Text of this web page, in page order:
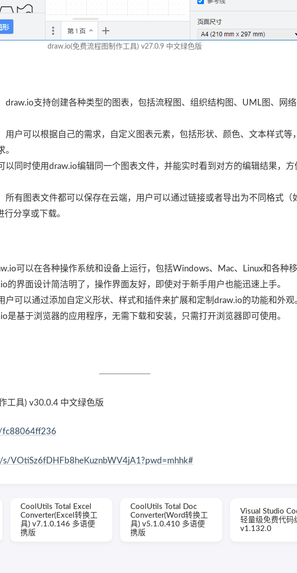
draw.io(免费流程图制作工具) v27.0.9 中文绿色版
draw.io支持创建各种类型的图表，包括流程图、组织结构图、UML图、网络
用户可以根据自己的需求，自定义图表元素，包括形状、颜色、文本样式等
。
以同时使用draw.io编辑同一个图表文件，并能实时看到对方的编辑结果，方
所有图表文件都可以保存在云端，用户可以通过链接或者导出为不同格式（
行分享或下载。
可以在各种操作系统和设备上运行，包括Windows、Mac、Linux和各种移
的界面设计简洁明了，操作界面友好，即使对于新手用户也能迅速上手。
户可以通过添加自定义形状、样式和插件来扩展和定制draw.io的功能和外观
是基于浏览器的应用程序，无需下载和安装，只需打开浏览器即可使用。
工具) v30.0.4 中文绿色版
fc88064ff236
s/VOtiSz6fDHFb8heKuznbWV4jA1?pwd=mhhk#
CoolUtils Total Excel
Converter(Excel转换工
具) v7.1.0.146 多语便
携版
CoolUtils Total Doc
Converter(Word转换工
具) v5.1.0.410 多语便
携版
Visual Studio
轻量级免费代码
v1.132.0